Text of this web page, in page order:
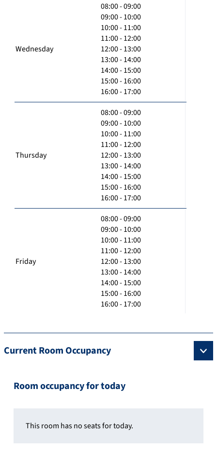
Wednesday
08:00 - 09:00
09:00 - 10:00
10:00 - 11:00
11:00 - 12:00
12:00 - 13:00
13:00 - 14:00
14:00 - 15:00
15:00 - 16:00
16:00 - 17:00
Thursday
08:00 - 09:00
09:00 - 10:00
10:00 - 11:00
11:00 - 12:00
12:00 - 13:00
13:00 - 14:00
14:00 - 15:00
15:00 - 16:00
16:00 - 17:00
Friday
08:00 - 09:00
09:00 - 10:00
10:00 - 11:00
11:00 - 12:00
12:00 - 13:00
13:00 - 14:00
14:00 - 15:00
15:00 - 16:00
16:00 - 17:00
Current Room Occupancy
Room occupancy for today
This room has no seats for today.